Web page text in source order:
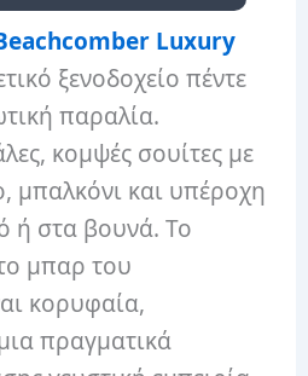
Luxury
ξενοδοχείο πέντε
παραλία.
κομψές σουίτες με
μπαλκόνι και υπέροχη
ή στα βουνά. Το
μπαρ του
κορυφαία,
πραγματικά